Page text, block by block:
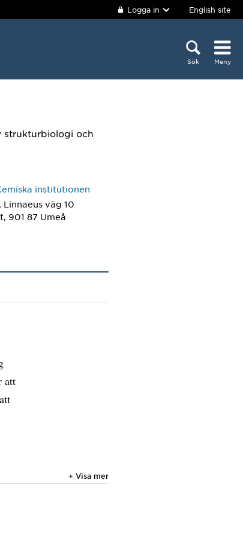
Logga in English site
Sök Meny
strukturbiologi och
institutionen
väg 10
901 87 Umeå
att
+ Visa mer